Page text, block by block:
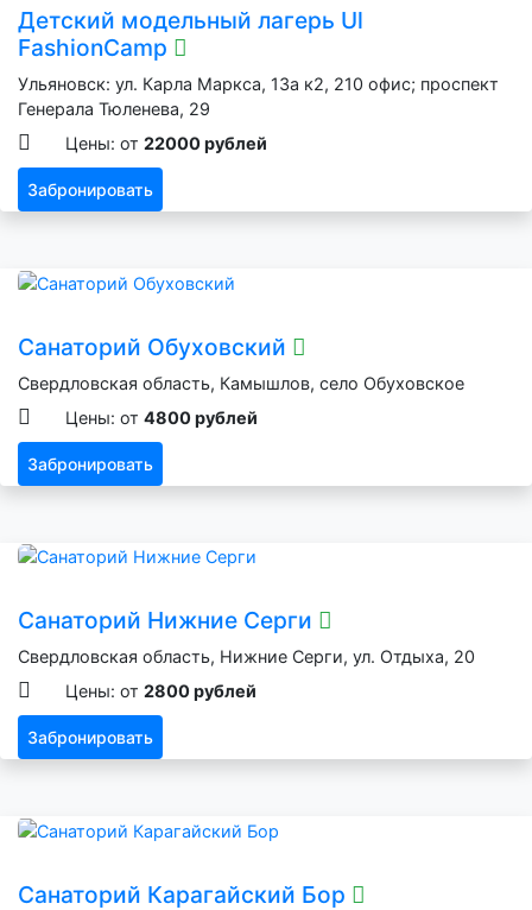
Детский модельный лагерь Ul
FashionCamp
Ульяновск: ул. Карла Маркса, 13а к2, 210 офис; проспект
Генерала Тюленева, 29
Цены: от 22000 рублей
Забронировать
Санаторий Обуховский
Свердловская область, Камышлов, село Обуховское
Цены: от 4800 рублей
Забронировать
Санаторий Нижние Серги
Свердловская область, Нижние Серги, ул. Отдыха, 20
Цены: от 2800 рублей
Забронировать
Санаторий Карагайский Бор